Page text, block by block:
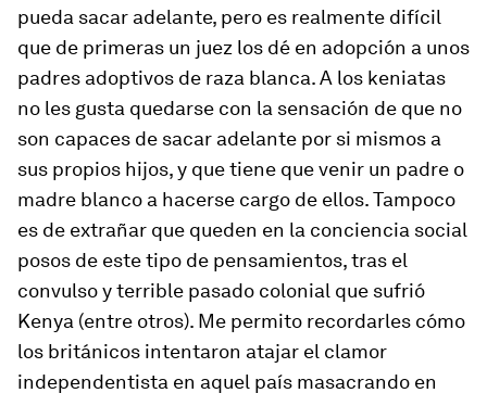
pueda sacar adelante, pero es realmente difícil
que de primeras un juez los dé en adopción a unos
padres adoptivos de raza blanca. A los keniatas
no les gusta quedarse con la sensación de que no
son capaces de sacar adelante por si mismos a
sus propios hijos, y que tiene que venir un padre o
madre blanco a hacerse cargo de ellos. Tampoco
es de extrañar que queden en la conciencia social
posos de este tipo de pensamientos, tras el
convulso y terrible pasado colonial que sufrió
Kenya (entre otros). Me permito recordarles cómo
los británicos intentaron atajar el clamor
independentista en aquel país masacrando en